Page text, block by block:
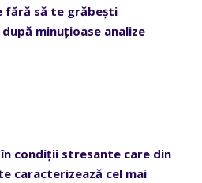
fără să te grăbești
minuțioase analize
condiții stresante care din
caracterizează cel mai